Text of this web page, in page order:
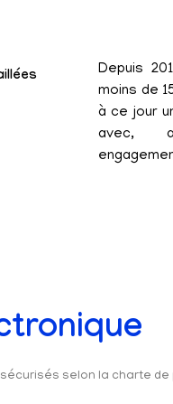
Depuis
moins de
à ce jour
avec,
selon la charte